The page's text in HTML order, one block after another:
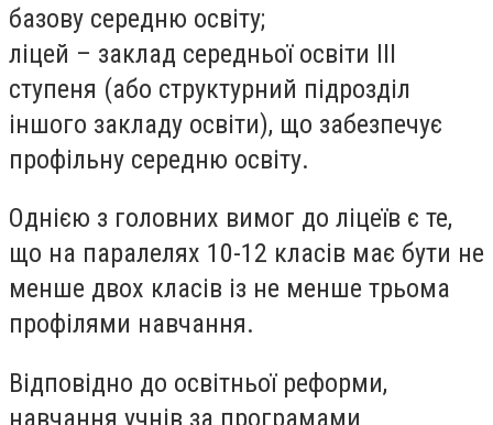
базову середню освіту;
ліцей – заклад середньої освіти III
ступеня (або структурний підрозділ
іншого закладу освіти), що забезпечує
профільну середню освіту.
Однією з головних вимог до ліцеїв є те,
що на паралелях 10-12 класів має бути не
менше двох класів із не менше трьома
профілями навчання.
Відповідно до освітньої реформи,
навчання учнів за програмами